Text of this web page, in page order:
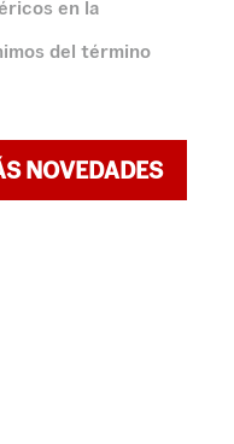
en la
del término
NOVEDADES